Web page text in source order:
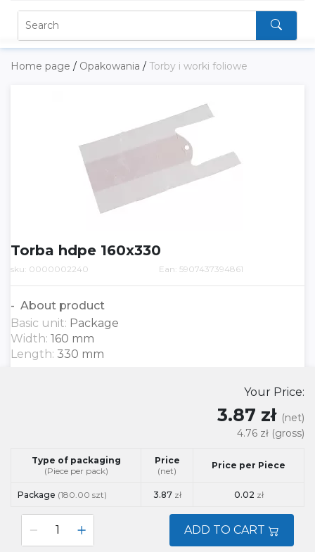
Home page / Opakowania / Torby i worki foliowe
Torba hdpe 160x330
sku: 0000002240 Ean: 5907437394861
About product
Basic unit: Package
Width: 160 mm
Length: 330 mm
Your Price:
3.87 zł (net)
4.76 zł (gross)
Type of packaging
(Piece per pack)
Price
(net)
Price per Piece
Package (180.00 szt) 3.87 zł 0.02 zł
ADD TO CART